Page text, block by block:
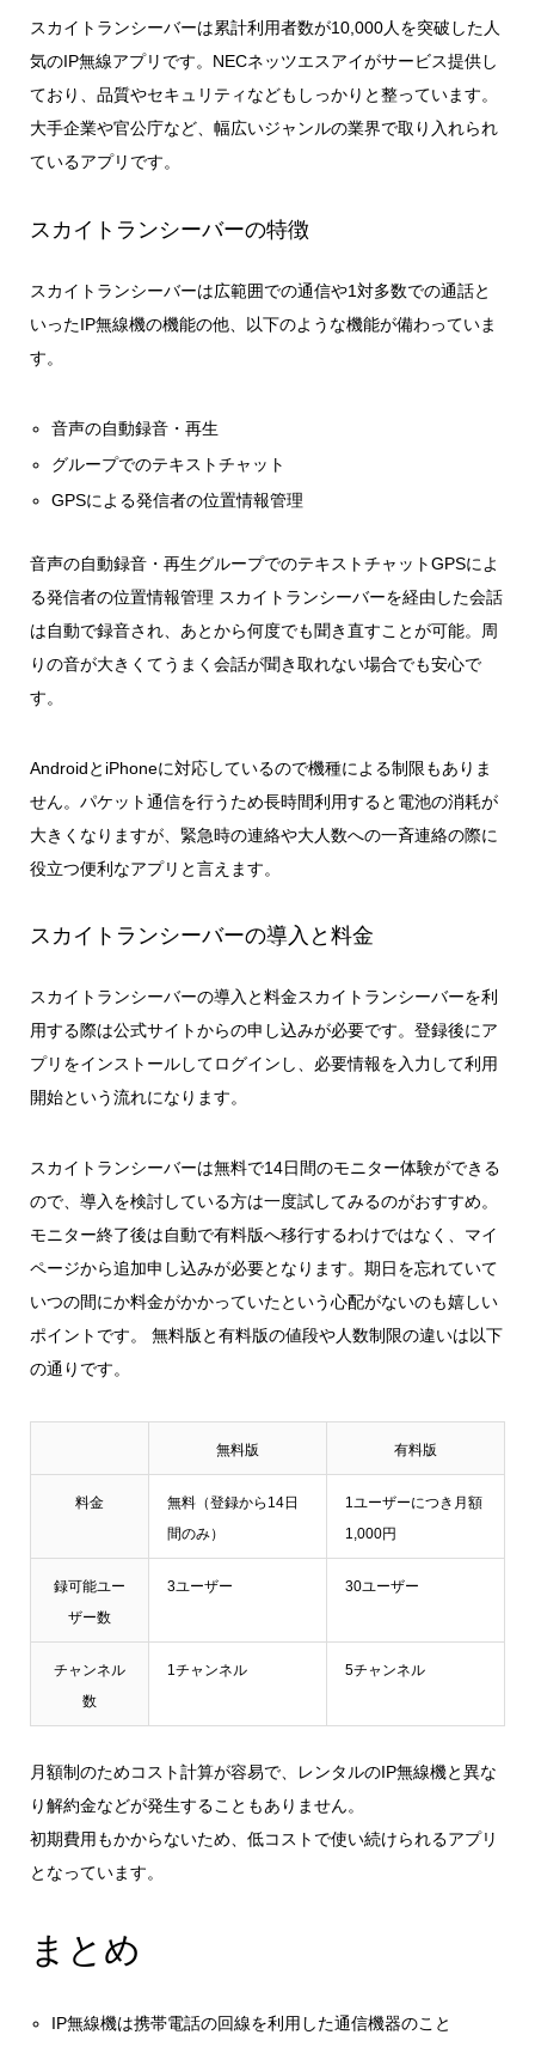
スカイトランシーバーは累計利用者数が10,000人を突破 した人
気のIP無線アプリです。NECネッツエスアイがサービス提供し
ており、品質やセキュリティなどもしっかりと整っています。
大手企業や官公庁など、幅広いジャンルの業界で取り入れられ
ているアプリです。
スカイトランシーバーの特徴
スカイトランシーバーは広範囲での通信や1対多数での通話と
いったIP無線機の機能の他、以下のような機能が備わっていま
す。
音声の自動録音・再生
グループでのテキストチャット
GPSによる発信者の位置情報管理
音声の自動録音・再生グループでのテキストチャットGPSによ
る発信者の位置情報管理 スカイトランシーバーを経由した会話
は自動で録音され、あとから何度でも聞き直すことが可能。周
りの音が大きくてうまく会話が聞き取れない場合でも安心で
す。
AndroidとiPhoneに対応しているので機種による制限もありま
せん。パケット通信を行うため長時間利用すると電池の消耗が
大きくなりますが、緊急時の連絡や大人数への一斉連絡の際に
役立つ便利なアプリと言えます。
スカイトランシーバーの導入と料金
スカイトランシーバーの導入と料金スカイトランシーバーを利
用する際は公式サイトからの申し込みが必要です。登録後にア
プリをインストールしてログインし、必要情報を入力して利用
開始という流れになります。
スカイトランシーバーは無料で14日間のモニター体験ができる
ので、導入を検討している方は一度試してみるのがおすすめ。
モニター終了後は自動で有料版へ移行するわけではなく、マイ
ページから追加申し込みが必要となります。期日を忘れていて
いつの間にか料金がかかっていたという心配がないのも嬉しい
ポイントです。 無料版と有料版の値段や人数制限の違いは以下
の通りです。
無料版 有料版
料金
無料（登録から14日
間のみ）
1ユーザーにつき月額
1,000円
録可能ユー
ザー数
3ユーザー 30ユーザー
チャンネル
数
1チャンネル 5チャンネル
月額制のためコスト計算が容易で、レンタルのIP無線機と異な
り解約金などが発生することもありません。
初期費用もかからないため、低コストで使い続けられるアプリ
となっています。
まとめ
IP無線機は携帯電話の回線を利用した通信機器のこと